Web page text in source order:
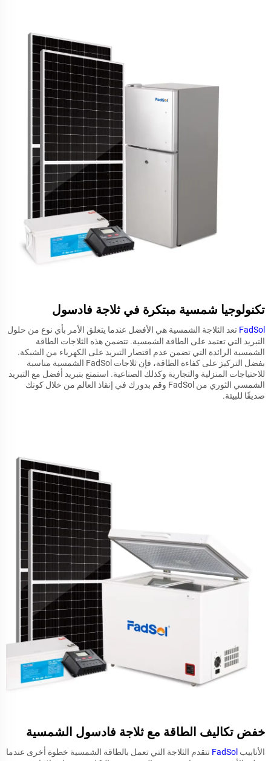
تكنولوجيا شمسية مبتكرة في ثلاجة فادسول
FadSolتعد الثلاجة الشمسية هي الأفضل عندما يتعلق الأمر بأي نوع من حلول
التبريد التي تعتمد على الطاقة الشمسية. تتضمن هذه الثلاجات الطاقة
الشمسية الرائدة التي تضمن عدم اقتصار التبريد على الكهرباء من الشبكة.
بفضل التركيز على كفاءة الطاقة، فإن ثلاجات FadSol الشمسية مناسبة
للاحتياجات المنزلية والتجارية وكذلك الصناعية. استمتع بتبريد أفضل مع التبريد
الشمسي الثوري من FadSol وقم بدورك في إنقاذ العالم من خلال كونك
صديقًا للبيئة.
خفض تكاليف الطاقة مع ثلاجة فادسول الشمسية
الأنابيبFadSolتتقدم الثلاجة التي تعمل بالطاقة الشمسية خطوة أخرى عندما